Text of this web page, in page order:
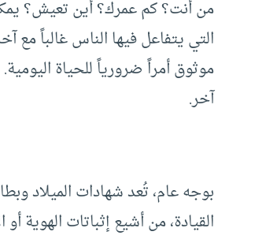
من أنت؟ كم عمرك؟ أين تعيش؟
التي يتفاعل فيها الناس غالباً
موثوق أمراً ضرورياً للحياة
آخر.
بوجه عام، تُعد شهادات الميلاد
القيادة، من أشيع إثباتات الهوية